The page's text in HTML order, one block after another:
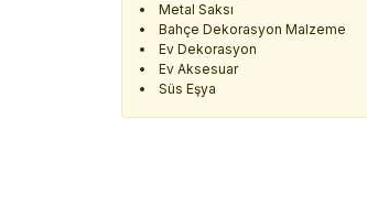
Metal Saksı
Bahçe Dekorasyon Malzeme
Ev Dekorasyon
Ev Aksesuar
Süs Eşya